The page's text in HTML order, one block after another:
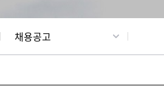
채용공고